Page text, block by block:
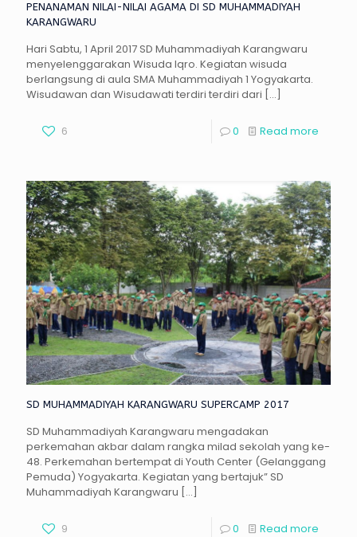
PENANAMAN NILAI-NILAI AGAMA DI SD MUHAMMADIYAH
KARANGWARU
Hari Sabtu, 1 April 2017 SD Muhammadiyah Karangwaru
menyelenggarakan Wisuda Iqro. Kegiatan wisuda
berlangsung di aula SMA Muhammadiyah 1 Yogyakarta.
Wisudawan dan Wisudawati terdiri terdiri dari […]
6 0 Read more
SD MUHAMMADIYAH KARANGWARU SUPERCAMP 2017
SD Muhammadiyah Karangwaru mengadakan
perkemahan akbar dalam rangka milad sekolah yang ke-
48. Perkemahan bertempat di Youth Center (Gelanggang
Pemuda) Yogyakarta. Kegiatan yang bertajuk” SD
Muhammadiyah Karangwaru […]
9 0 Read more